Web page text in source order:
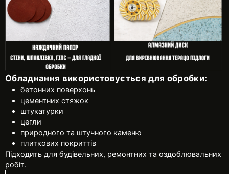
Обладнання використовується для обробки:
бетонних поверхонь
цементних стяжок
штукатурки
цегли
природного та штучного каменю
плиткових покриттів
Підходить для будівельних, ремонтних та оздоблювальних
робіт.